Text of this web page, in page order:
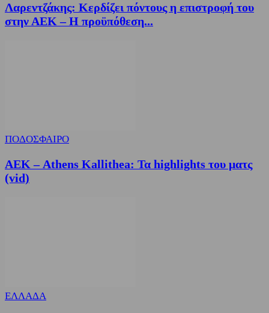
Λαρεντζάκης: Κερδίζει πόντους η επιστροφή του
στην ΑΕΚ – Η προϋπόθεση...
ΠΟΔΟΣΦΑΙΡΟ
ΑΕΚ – Athens Kallithea: Τα highlights του ματς
(vid)
ΕΛΛΑΔΑ